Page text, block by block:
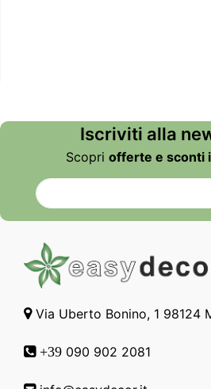
Iscriviti alla
Scopri offerte e sconti
Via Uberto Bonino, 1 98124
+39 090 902 2081